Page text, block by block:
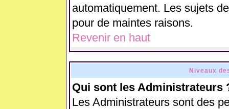
automatiquement. Les sujets
pour de maintes raisons.
Revenir en haut
Niveaux
Qui sont les Administrateurs
Les Administrateurs sont des